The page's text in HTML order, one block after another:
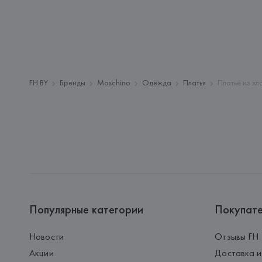
FH.BY Бренды Moschino Одежда Платья Платье из
Популярные категории
Новости
Акции
Отзывы FH
Доставка